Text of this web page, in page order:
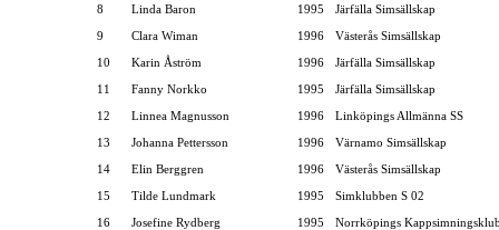
8
Linda Baron 1995
Järfälla Simsällskap
9
Clara Wiman 1996
Västerås Simsällskap
10
Karin Åström 1996
Järfälla Simsällskap
11
Fanny Norkko 1995
Järfälla Simsällskap
12
Linnea Magnusson 1996
Linköpings Allmänna SS
13
Johanna Pettersson 1996
Värnamo Simsällskap
14
Elin Berggren 1996
Västerås Simsällskap
15
Tilde Lundmark 1995
Simklubben S 02
16
Josefine Rydberg 1995 Norrköpings